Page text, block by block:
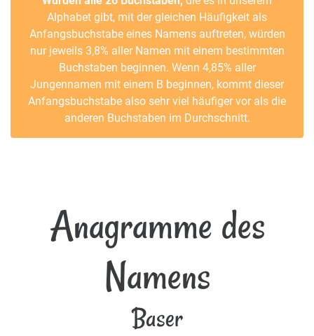
Alphabet gibt, mit der gleichen Häufigkeit als
Anfangsbuchstabe eines Namens auftreten, würden
nur jeweils 3,8% aller Namen mit einem bestimmten
Buchstaben beginnen. Wenn 4,85% aller
Jungennamen mit einem B beginnen, kommt dieser
Anfangsbuchstabe also sehr viel häufiger vor als die
anderen Buchstaben im Durchschnitt.
Anagramme des
Namens
Baser